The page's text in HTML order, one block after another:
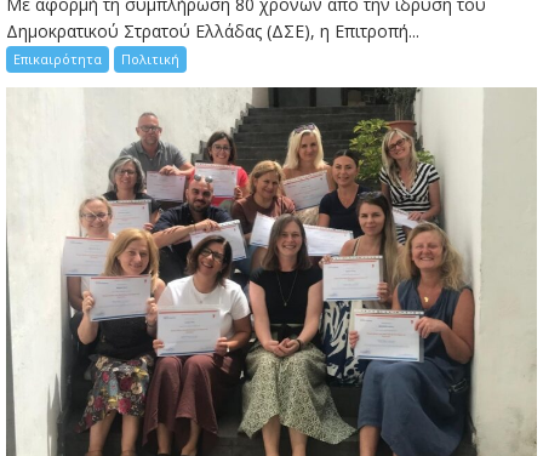
Δημοκρατικού Στρατού Ελλάδας (ΔΣΕ), η Επιτροπή...
Επικαιρότητα Πολιτική